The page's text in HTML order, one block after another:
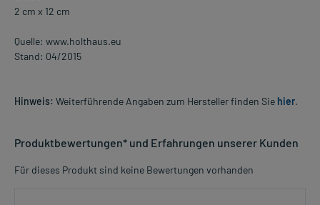
2 cm x 12 cm
Quelle: www.holthaus.eu
Stand: 04/2015
Hinweis: Weiterführende Angaben zum Hersteller finden Sie hier.
Produktbewertungen* und Erfahrungen unserer Kunden
Für dieses Produkt sind keine Bewertungen vorhanden